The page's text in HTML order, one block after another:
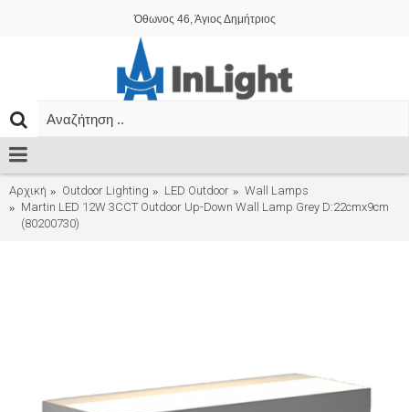
Όθωνος 46, Άγιος Δημήτριος
Αρχική Outdoor Lighting LED Outdoor
Wall Lamps
Martin LED 12W 3CCT Outdoor Up-Down Wall Lamp Grey D:22cmx9cm
(80200730)